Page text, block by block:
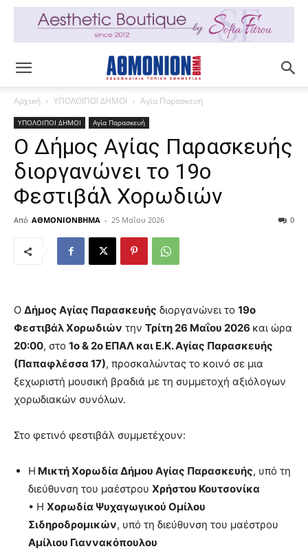
Αρχική ΥΠΟΛΟΙΠΟΙ ΔΗΜΟΙ Αγία Παρασκευή
ΥΠΟΛΟΙΠΟΙ ΔΗΜΟΙ Αγία Παρασκευή
Ο Δήμος Αγίας Παρασκευής
διοργανώνει το 19ο
Φεστιβάλ Χορωδιών
Από ΑΘΜΟΝΙΟΝΒΗΜΑ - 25 Μαΐου 2026 0
Ο Δήμος Αγίας Παρασκευής διοργανώνει το 19ο
Φεστιβάλ Χορωδιών την Τρίτη 26 Μαΐου 2026 και ώρα
20:00, στο 1ο & 2ο ΕΠΑΛ και Ε.Κ. Αγίας Παρασκευής
(Παπαφλέσσα 17), προσκαλώντας το κοινό σε μια
ξεχωριστή μουσική βραδιά με τη συμμετοχή αξιόλογων
χορωδιακών συνόλων.
Στο φετινό φεστιβάλ συμμετέχουν:
Η Μικτή Χορωδία Δήμου Αγίας Παρασκευής, υπό τη
διεύθυνση του μαέστρου Χρήστου Κουτσονίκα
• Η Χορωδία Ψυχαγωγικού Ομίλου
Σιδηροδρομικών, υπό τη διεύθυνση του μαέστρου
Αμίλιου Γιαννακόπουλου